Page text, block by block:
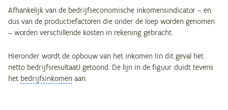
Afhankelijk van de bedrijfseconomische inkomensindicator – en
dus van de productiefactoren die onder de loep worden genomen
– worden verschillende kosten in rekening gebracht.
Hieronder wordt de opbouw van het inkomen (in dit geval het
netto bedrijfsresultaat) getoond. De lijn in de figuur duidt tevens
het bedrijfsinkomen aan.